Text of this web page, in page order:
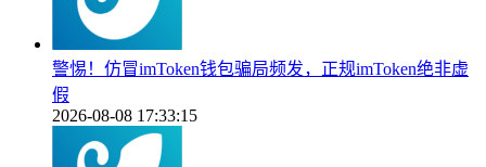
警惕！仿冒imToken钱包骗局频发，正规imToken绝非虚
假
2026-08-08 17:33:15